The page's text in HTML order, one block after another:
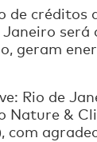
de créditos
Janeiro
geram
Rio de
Nature &
com